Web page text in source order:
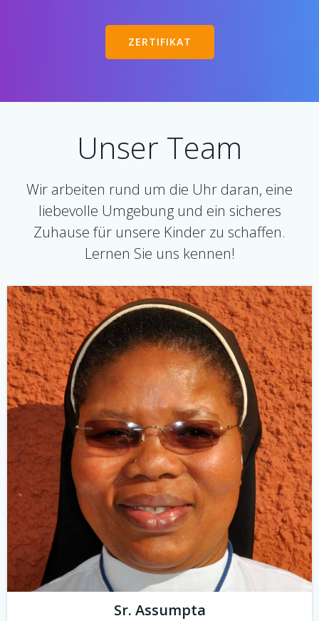
ZERTIFIKAT
Unser Team
Wir arbeiten rund um die Uhr daran, eine
liebevolle Umgebung und ein sicheres
Zuhause für unsere Kinder zu schaffen.
Lernen Sie uns kennen!
Sr. Assumpta